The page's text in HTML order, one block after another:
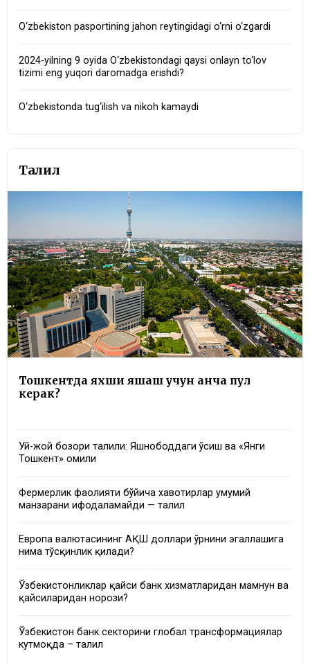
O‘zbekiston pasportining jahon reytingidagi o‘rni o‘zgardi
2024-yilning 9 oyida O‘zbekistondagi qaysi onlayn to‘lov
tizimi eng yuqori daromadga erishdi?
O‘zbekistonda tug‘ilish va nikoh kamaydi
Таҳлил
Тошкентда яхши яшаш учун қанча пул
керак?
Уй-жой бозори таҳлили: Яшнободдаги ўсиш ва «Янги
Тошкент» омили
Фермерлик фаолияти бўйича хавотирлар умумий
манзарани ифодаламайди — таҳлил
Европа валютасининг АҚШ доллари ўрнини эгаллашига
нима тўсқинлик қилади?
Ўзбекистонликлар қайси банк хизматларидан мамнун ва
қайсиларидан норози?
Ўзбекистон банк секторини глобал трансформациялар
кутмоқда – таҳлил